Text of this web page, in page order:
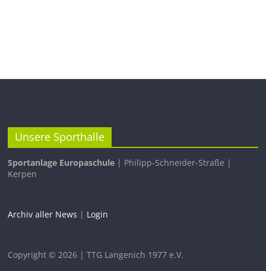
Unsere Sporthalle
Sportanlage Europaschule | Philipp-Schneider-Straße |
Kerpen
Archiv aller News | Login
Copyright © 2026 | TTG Langenich 1977 e.V.